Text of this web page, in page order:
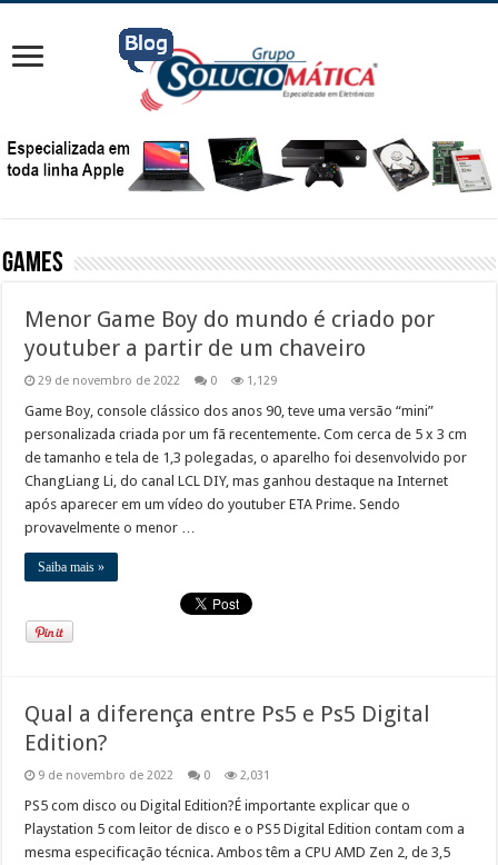
Games
Menor Game Boy do mundo é criado por
youtuber a partir de um chaveiro
29 de novembro de 2022 0 1,129
Game Boy, console clássico dos anos 90, teve uma versão “mini”
personalizada criada por um fã recentemente. Com cerca de 5 x 3 cm
de tamanho e tela de 1,3 polegadas, o aparelho foi desenvolvido por
ChangLiang Li, do canal LCL DIY, mas ganhou destaque na Internet
após aparecer em um vídeo do youtuber ETA Prime. Sendo
provavelmente o menor …
Saiba mais »
Qual a diferença entre Ps5 e Ps5 Digital
Edition?
9 de novembro de 2022 0 2,031
PS5 com disco ou Digital Edition?É importante explicar que o
Playstation 5 com leitor de disco e o PS5 Digital Edition contam com a
mesma especificação técnica. Ambos têm a CPU AMD Zen 2, de 3,5